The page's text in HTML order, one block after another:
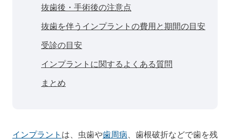
抜歯後・手術後の注意点
抜歯を伴うインプラントの費用と期間の目安
受診の目安
インプラントに関するよくある質問
まとめ
インプラント は、虫歯や歯周病 、歯根破折などで歯を残